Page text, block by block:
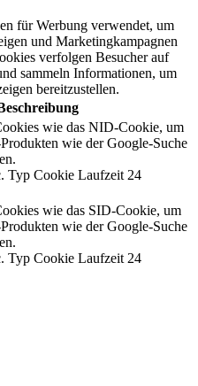
für Werbung verwendet, um
und Marketingkampagnen
verfolgen Besucher auf
sammeln Informationen, um
bereitzustellen.
wie das NID-Cookie, um
wie der Google-Suche
Typ Cookie Laufzeit 24
wie das SID-Cookie, um
wie der Google-Suche
Typ Cookie Laufzeit 24